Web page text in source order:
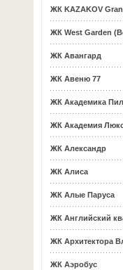
ЖК KAZAKOV
ЖК West Garden
ЖК Авангард
ЖК Авеню 77
ЖК Академика
ЖК Академия
ЖК Александр
ЖК Алиса
ЖК Алые Паруса
ЖК Английский
ЖК Архитектора
ЖК Аэробус